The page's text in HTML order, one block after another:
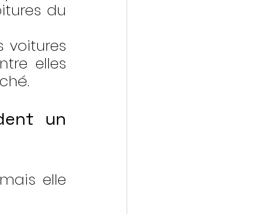
du
voitures
elles
un
elle